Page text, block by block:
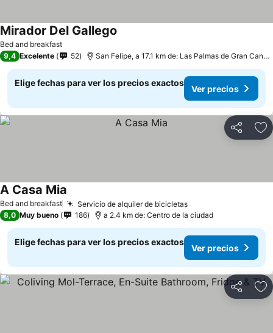
Bed and breakfast
Mirador Del Gallego
9,4 Excelente 52 San Felipe, a 17.1 km de: Las Palmas de Gran Canaria
Elige fechas para ver los precios exactos
Ver precios
Compartir
Bed and breakfast Servicio de alquiler de bicicletas
A Casa Mia
8,0 Muy bueno 186 a 2.4 km de: Centro de la ciudad
Elige fechas para ver los precios exactos
Ver precios
Compartir